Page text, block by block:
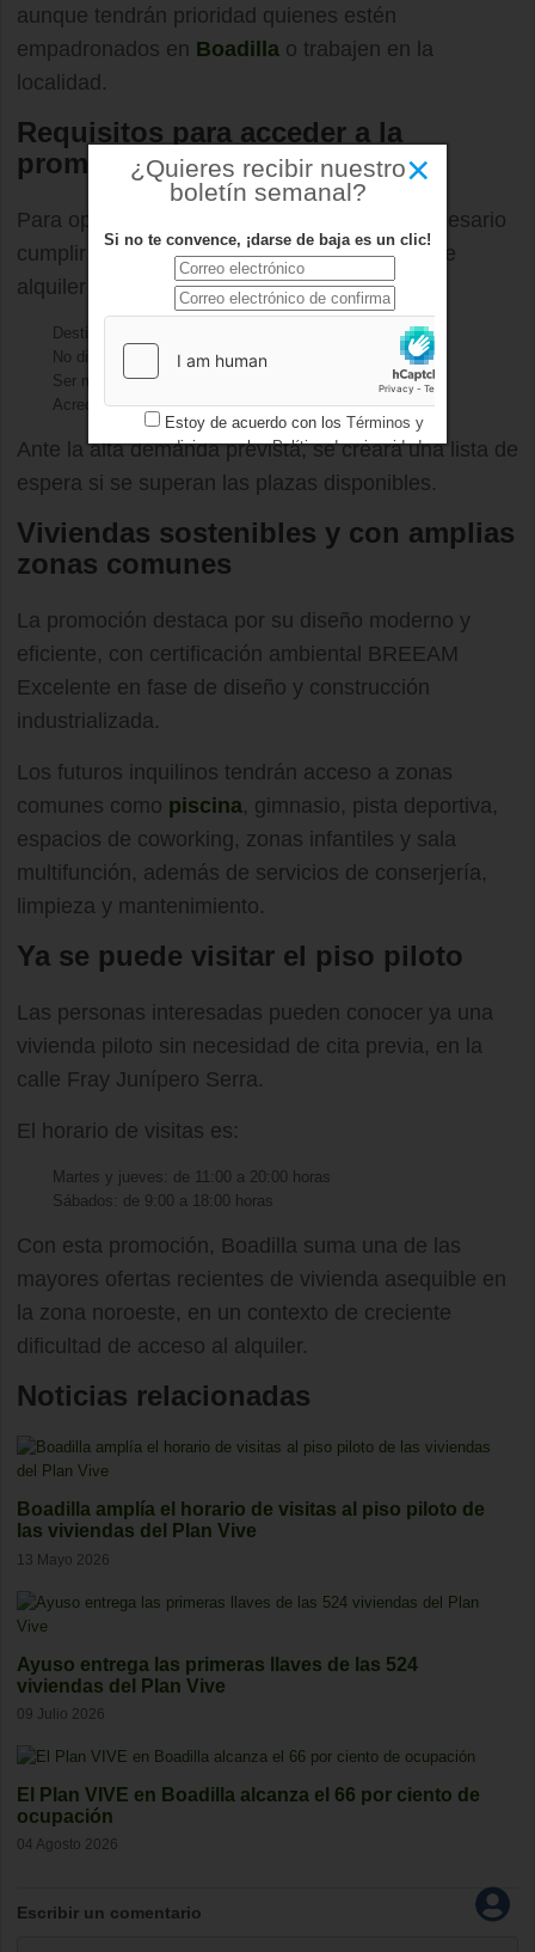
aunque tendrán prioridad quienes estén
empadronados en Boadilla o trabajen en la
localidad.
Requisitos para acceder a la
promoción
Para optar a una de estas viviendas será necesario
cumplir condiciones habituales en este tipo de
alquiler protegido:
Destinar la vivienda a residencia habitual
No disponer de otra vivienda en propiedad
Ser mayor de edad o emancipado
Acreditar ingresos dentro de los límites establecidos
Ante la alta demanda prevista, se creará una lista de
espera si se superan las plazas disponibles.
Viviendas sostenibles y con amplias
zonas comunes
La promoción destaca por su diseño moderno y
eficiente, con certificación ambiental BREEAM
Excelente en fase de diseño y construcción
industrializada.
Los futuros inquilinos tendrán acceso a zonas
comunes como piscina, gimnasio, pista deportiva,
espacios de coworking, zonas infantiles y sala
multifunción, además de servicios de conserjería,
limpieza y mantenimiento.
Ya se puede visitar el piso piloto
Las personas interesadas pueden conocer ya una
vivienda piloto sin necesidad de cita previa, en la
calle Fray Junípero Serra.
El horario de visitas es:
Martes y jueves: de 11:00 a 20:00 horas
Sábados: de 9:00 a 18:00 horas
Con esta promoción, Boadilla suma una de las
mayores ofertas recientes de vivienda asequible en
la zona noroeste, en un contexto de creciente
dificultad de acceso al alquiler.
Noticias relacionadas
Boadilla amplía el horario de visitas al piso piloto de
las viviendas del Plan Vive
13 Mayo 2026
Ayuso entrega las primeras llaves de las 524
viviendas del Plan Vive
09 Julio 2026
El Plan VIVE en Boadilla alcanza el 66 por ciento de
ocupación
04 Agosto 2026
Escribir un comentario
×
¿Quieres recibir nuestro
boletín semanal?
Si no te convence, ¡darse de baja es un clic!
Estoy de acuerdo con los Términos y
condicionesy losPolítica de privacidad